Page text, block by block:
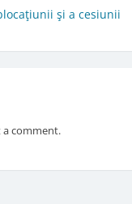
şi a cesiunii
comment.